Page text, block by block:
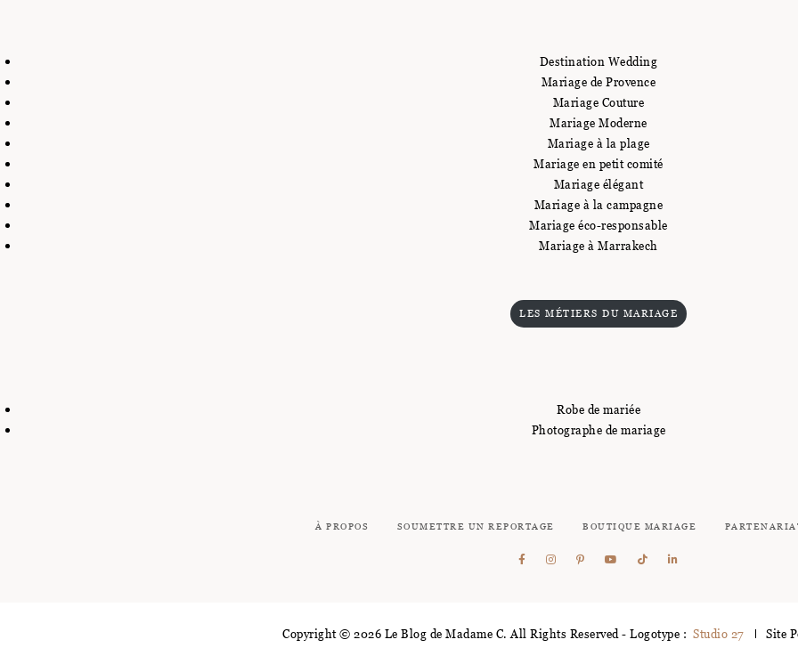
Destination Wedding
Mariage de Provence
Mariage Couture
Mariage Moderne
Mariage à la plage
Mariage en petit comité
Mariage élégant
Mariage à la campagne
Mariage éco-responsable
Mariage à Marrakech
LES MÉTIERS DU MARIAGE
Robe de mariée
Photographe de mariage
À PROPOS SOUMETTRE UN REPORTAGE BOUTIQUE MARIAGE
Copyright © 2026 Le Blog de Madame C. All Rights Reserved - Logotype : Studio 27 Site